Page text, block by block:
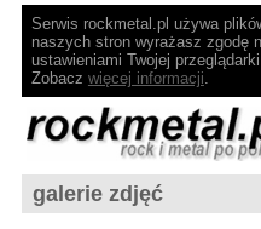
Serwis rockmetal.pl używa
naszych stron wyrażasz zgodę
ustawieniami Twojej
Zobacz więcej informacji.
galerie zdjęć